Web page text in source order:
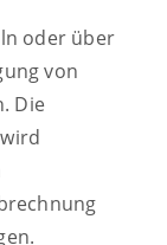
oder über
von
Die